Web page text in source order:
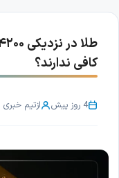
کافی ندارند؟
4 روز پیش ازتیم خبری